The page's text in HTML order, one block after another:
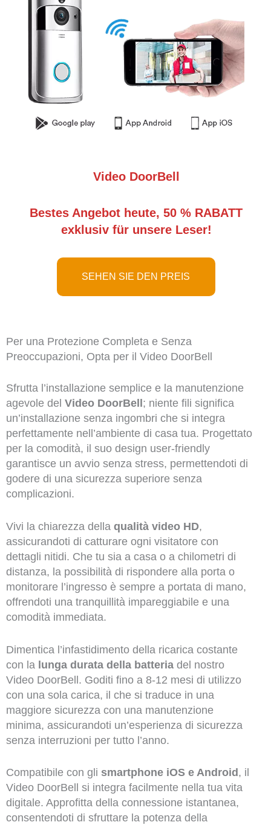
Video DoorBell
Bestes Angebot heute, 50 % RABATT
exklusiv für unsere Leser!
SEHEN SIE DEN PREIS
Per una Protezione Completa e Senza
Preoccupazioni, Opta per il Video DoorBell
Sfrutta l’installazione semplice e la manutenzione
agevole del Video DoorBell; niente fili significa
un’installazione senza ingombri che si integra
perfettamente nell’ambiente di casa tua. Progettato
per la comodità, il suo design user-friendly
garantisce un avvio senza stress, permettendoti di
godere di una sicurezza superiore senza
complicazioni.
Vivi la chiarezza della qualità video HD,
assicurandoti di catturare ogni visitatore con
dettagli nitidi. Che tu sia a casa o a chilometri di
distanza, la possibilità di rispondere alla porta o
monitorare l’ingresso è sempre a portata di mano,
offrendoti una tranquillità impareggiabile e una
comodità immediata.
Dimentica l’infastidimento della ricarica costante
con la lunga durata della batteriadel nostro
Video DoorBell. Goditi fino a 8-12 mesi di utilizzo
con una sola carica, il che si traduce in una
maggiore sicurezza con una manutenzione
minima, assicurandoti un’esperienza di sicurezza
senza interruzioni per tutto l’anno.
Compatibile con gli smartphone iOS e Android , il
Video DoorBell si integra facilmente nella tua vita
digitale. Approfitta della connessione istantanea,
consentendoti di sfruttare la potenza della